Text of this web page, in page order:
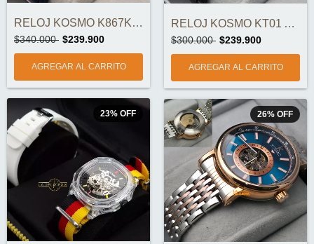
RELOJ KOSMO K867K AUTOMÁTICO ORIGINAL
$340.000 $239.900
RELOJ KOSMO KT01 AUTOMÁTICO ORIGINAL
$300.000 $239.900
23% OFF 26% OFF